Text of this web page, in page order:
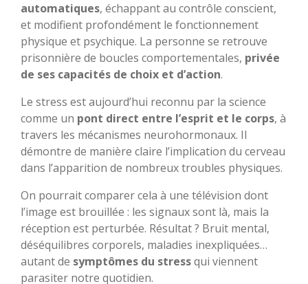
automatiques, échappant au contrôle conscient,
et modifient profondément le fonctionnement
physique et psychique. La personne se retrouve
prisonnière de boucles comportementales, privée
de ses capacités de choix et d’action.
Le stress est aujourd’hui reconnu par la science
comme un pont direct entre l’esprit et le corps, à
travers les mécanismes neurohormonaux. Il
démontre de manière claire l’implication du cerveau
dans l’apparition de nombreux troubles physiques.
On pourrait comparer cela à une télévision dont
l’image est brouillée : les signaux sont là, mais la
réception est perturbée. Résultat ? Bruit mental,
déséquilibres corporels, maladies inexpliquées…
autant de symptômes du stressqui viennent
parasiter notre quotidien.